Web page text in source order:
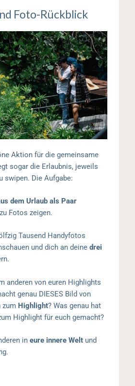
Foto-Rückblick
Aktion für die gemeinsame
sogar die Erlaubnis, jeweils
swipen. Die Aufgabe:
dem Urlaub als Paar
Fotos zeigen.
Tausend Handyfotos
und dich an deinedrei
anderen von euren Highlights
genau DIESES Bild von
zum Highlight? Was genau hat
Highlight für euch gemacht?
ineure innere Welt und